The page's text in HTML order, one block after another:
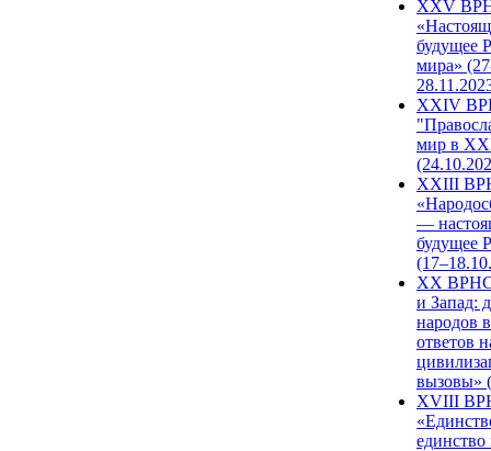
XXV
будущее
мира»
XXIV
мир в
XXIII
—
будущее
XX ВРНС
и Запад:
народов
ответов
вызовы»
XVIII
единство